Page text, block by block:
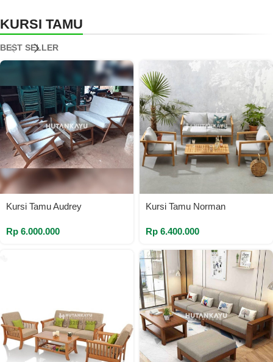
KURSI TAMU
BEST SELLER
Kursi Tamu Audrey
Rp 6.000.000
Kursi Tamu Norman
Rp 6.400.000